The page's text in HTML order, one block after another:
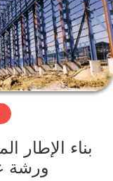
فيديوهات
عرض
الواقع
معلوماتورشة